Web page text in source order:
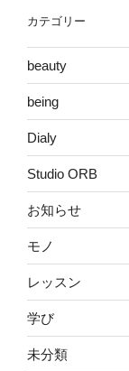
カテゴリー
beauty
being
Dialy
Studio ORB
お知らせ
モノ
レッスン
学び
未分類